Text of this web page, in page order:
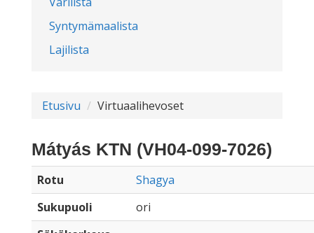
Syntymämaalista
Lajilista
Etusivu Virtuaalihevoset
Mátyás KTN (VH04-099-7026)
Rotu
Shagya
Sukupuoli
ori